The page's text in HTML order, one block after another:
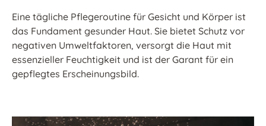
Eine tägliche Pflegeroutine für Gesicht und Körper ist
das Fundament gesunder Haut. Sie bietet Schutz vor
negativen Umweltfaktoren, versorgt die Haut mit
essenzieller Feuchtigkeit und ist der Garant für ein
gepflegtes Erscheinungsbild.